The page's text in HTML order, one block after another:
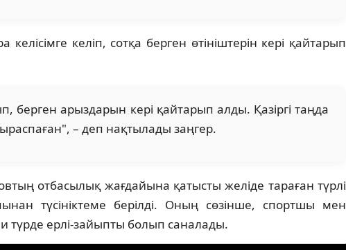
келіп, сотқа берген өтініштерін кері қайтарып
берген арыздарын кері қайтарып алды. Қазіргі таңда
– деп нақтылады заңгер.
отбасылық жағдайына қатысты желіде тараған түрлі
түсініктеме берілді. Оның сөзінше, спортшы мен
түрде ерлі-зайыпты болып саналады.